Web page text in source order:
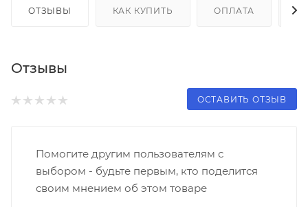
ОТЗЫВЫ КАК КУПИТЬ ОПЛАТА
Отзывы
ОСТАВИТЬ ОТЗЫВ
Помогите другим пользователям с
выбором - будьте первым, кто поделится
своим мнением об этом товаре